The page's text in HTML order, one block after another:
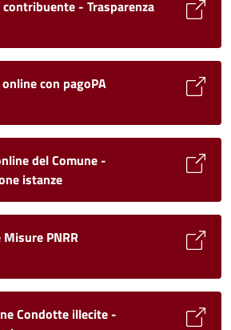
- Trasparenza
con pagoPA
del Comune -
istanze
PNRR
Condotte illecite -